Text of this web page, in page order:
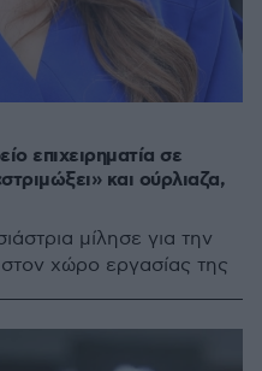
επιχειρηματία σε
και ούρλιαζα,
μίλησε για την
χώρο εργασίας της